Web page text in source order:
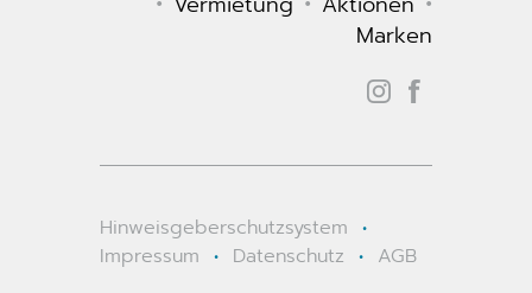
Marken
Hinweisgeberschutzsystem •
Impressum • Datenschutz • AGB